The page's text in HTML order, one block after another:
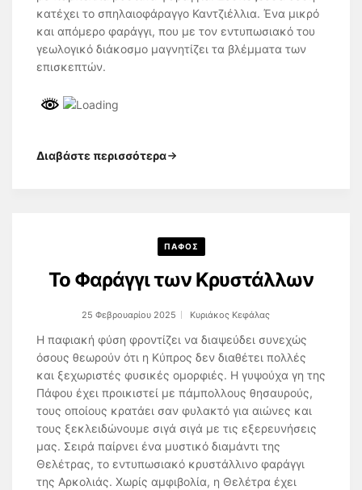
κατέχει το σπηλαιοφάραγγο Καντζιέλλια. Ένα μικρό
και απόμερο φαράγγι, που με τον εντυπωσιακό του
γεωλογικό διάκοσμο μαγνητίζει τα βλέμματα των
επισκεπτών.
Διαβάστε περισσότερα
ΠΑΦΟΣ
Το Φαράγγι των Κρυστάλλων
25 Φεβρουαρίου 2025 Κυριάκος Κεφάλας
Η παφιακή φύση φροντίζει να διαψεύδει συνεχώς
όσους θεωρούν ότι η Κύπρος δεν διαθέτει πολλές
και ξεχωριστές φυσικές ομορφιές. Η γυψούχα γη της
Πάφου έχει προικιστεί με πάμπολλους θησαυρούς,
τους οποίους κρατάει σαν φυλακτό για αιώνες και
τους ξεκλειδώνουμε σιγά σιγά με τις εξερευνήσεις
μας. Σειρά παίρνει ένα μυστικό διαμάντι της
Θελέτρας, το εντυπωσιακό κρυστάλλινο φαράγγι
της Αρκολιάς. Χωρίς αμφιβολία, η Θελέτρα έχει